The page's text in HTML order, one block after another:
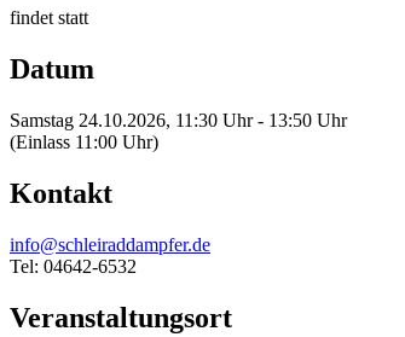
findet statt
Datum
Samstag 24.10.2026, 11:30 Uhr - 13:50 Uhr
(Einlass 11:00 Uhr)
Kontakt
info@schleiraddampfer.de
Tel: 04642-6532
Veranstaltungsort